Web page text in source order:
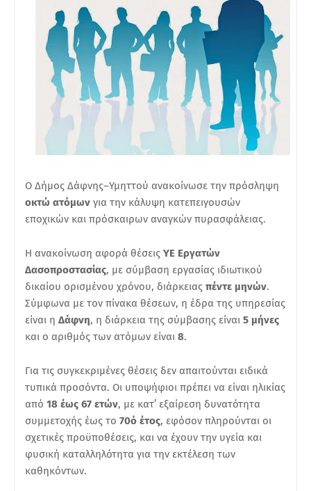
Ο Δήμος Δάφνης–Υμηττού ανακοίνωσε την πρόσληψη
οκτώ ατόμων για την κάλυψη κατεπειγουσών
εποχικών και πρόσκαιρων αναγκών πυρασφάλειας.
Η ανακοίνωση αφορά θέσεις ΥΕ Εργατών
Δασοπροστασίας, με σύμβαση εργασίας ιδιωτικού
δικαίου ορισμένου χρόνου, διάρκειας πέντε μηνών.
Σύμφωνα με τον πίνακα θέσεων, η έδρα της υπηρεσίας
είναι η Δάφνη, η διάρκεια της σύμβασης είναι 5 μήνες
και ο αριθμός των ατόμων είναι 8.
Για τις συγκεκριμένες θέσεις δεν απαιτούνται ειδικά
τυπικά προσόντα. Οι υποψήφιοι πρέπει να είναι ηλικίας
από 18 έως 67 ετών, με κατ’ εξαίρεση δυνατότητα
συμμετοχής έως το 70ό έτος, εφόσον πληρούνται οι
σχετικές προϋποθέσεις, και να έχουν την υγεία και
φυσική καταλληλότητα για την εκτέλεση των
καθηκόντων.